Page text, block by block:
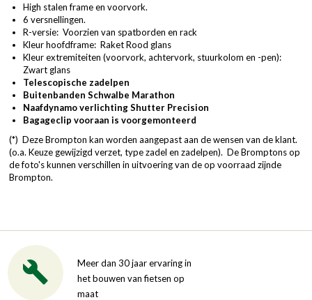
High stalen frame en voorvork.
6 versnellingen.
R-versie: Voorzien van spatborden en rack
Kleur hoofdframe: Raket Rood glans
Kleur extremiteiten (voorvork, achtervork, stuurkolom en -pen):
Zwart glans
Telescopische zadelpen
Buitenbanden Schwalbe Marathon
Naafdynamo verlichting Shutter Precision
Bagageclip vooraan is voorgemonteerd
(*) Deze Brompton kan worden aangepast aan de wensen van de klant.
(o.a. Keuze gewijzigd verzet, type zadel en zadelpen). De Bromptons op
de foto's kunnen verschillen in uitvoering van de op voorraad zijnde
Brompton.
Meer dan 30 jaar ervaring in
het bouwen van fietsen op
maat